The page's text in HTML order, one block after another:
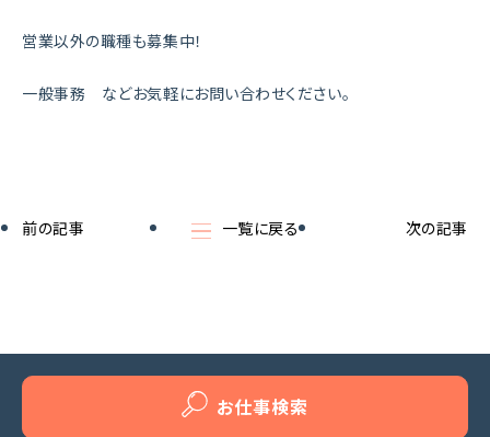
営業以外の職種も募集中！
一般事務 などお気軽にお問い合わせください。
前の記事 一覧に戻る 次の記事
お仕事検索